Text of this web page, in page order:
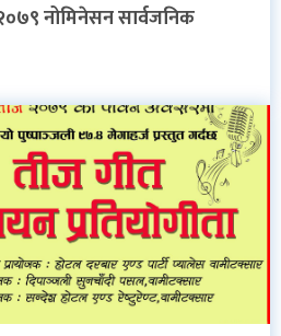
नोमिनेसन सार्वजनिक